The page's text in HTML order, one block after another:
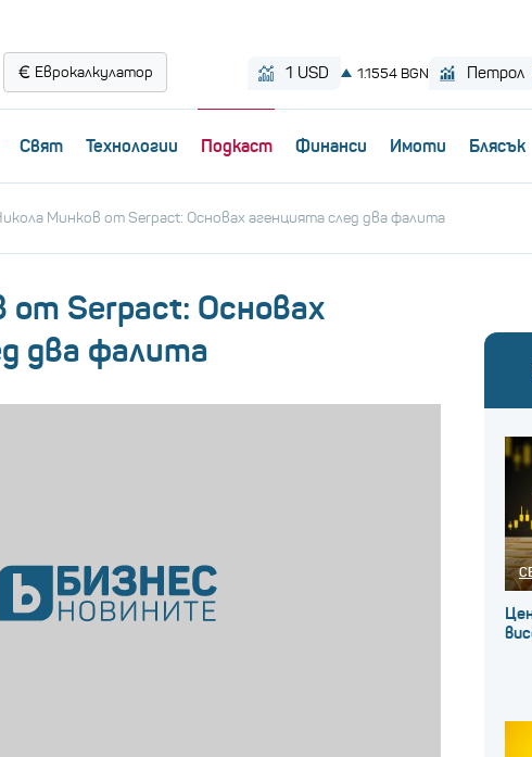
Еврокалкулатор
Свят Технологии Пoдкаст Финанси Имоти Блясък
Минков от Serpact: Основах агенцията след два фалита
от Serpact: Основах
два фалита